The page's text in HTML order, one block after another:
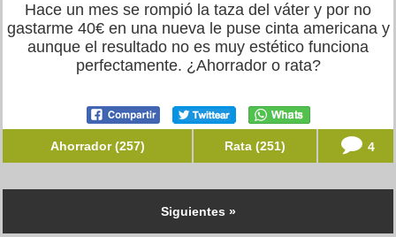
Hace un mes se rompió la taza del váter y por no
gastarme 40€ en una nueva le puse cinta americana y
aunque el resultado no es muy estético funciona
perfectamente. ¿Ahorrador o rata?
Ahorrador (257) Rata (251) 4
Siguientes »